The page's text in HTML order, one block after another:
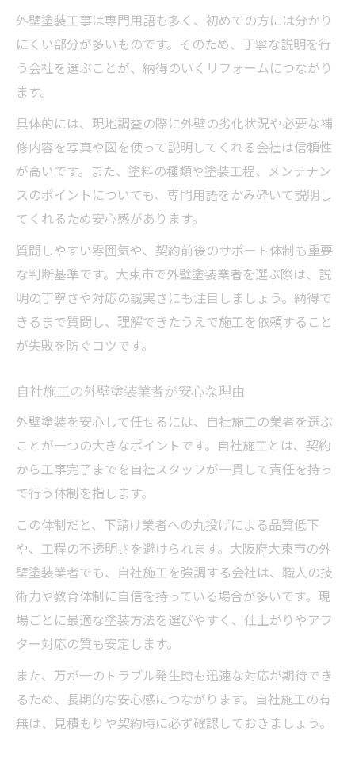
外壁塗装工事は専門用語も多く、初めての方には分かり
にくい部分が多いものです。そのため、丁寧な説明を行
う会社を選ぶことが、納得のいくリフォームにつながり
ます。
具体的には、現地調査の際に外壁の劣化状況や必要な補
修内容を写真や図を使って説明してくれる会社は信頼性
が高いです。また、塗料の種類や塗装工程、メンテナン
スのポイントについても、専門用語をかみ砕いて説明し
てくれるため安心感があります。
質問しやすい雰囲気や、契約前後のサポート体制も重要
な判断基準です。大東市で外壁塗装業者を選ぶ際は、説
明の丁寧さや対応の誠実さにも注目しましょう。納得で
きるまで質問し、理解できたうえで施工を依頼すること
が失敗を防ぐコツです。
自社施工の外壁塗装業者が安心な理由
外壁塗装を安心して任せるには、自社施工の業者を選ぶ
ことが一つの大きなポイントです。自社施工とは、契約
から工事完了までを自社スタッフが一貫して責任を持っ
て行う体制を指します。
この体制だと、下請け業者への丸投げによる品質低下
や、工程の不透明さを避けられます。大阪府大東市の外
壁塗装業者でも、自社施工を強調する会社は、職人の技
術力や教育体制に自信を持っている場合が多いです。現
場ごとに最適な塗装方法を選びやすく、仕上がりやアフ
ター対応の質も安定します。
また、万が一のトラブル発生時も迅速な対応が期待でき
るため、長期的な安心感につながります。自社施工の有
無は、見積もりや契約時に必ず確認しておきましょう。